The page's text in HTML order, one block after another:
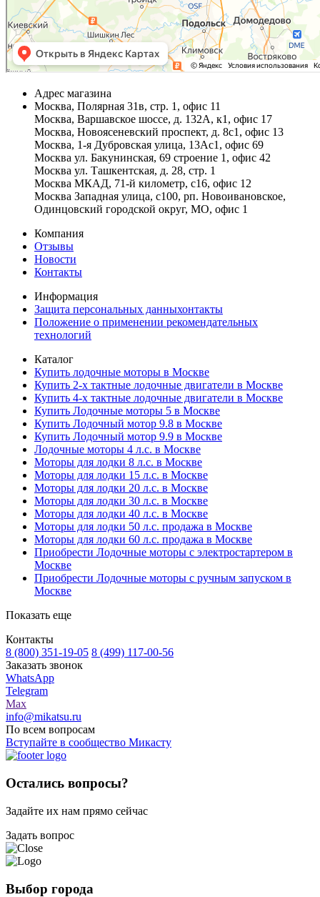
Адрес магазина
Москва, Полярная 31в, стр. 1, офис 11
Москва, Варшавское шоссе, д. 132А, к1, офис 17
Москва, Новоясеневский проспект, д. 8с1, офис 13
Москва, 1-я Дубровская улица, 13Ас1, офис 69
Москва ул. Бакунинская, 69 строение 1, офис 42
Москва ул. Ташкентская, д. 28, стр. 1
Москва МКАД, 71-й километр, с16, офис 12
Москва Западная улица, с100, рп. Новоивановское,
Одинцовский городской округ, МО, офис 1
Компания
Отзывы
Новости
Контакты
Информация
Защита персональных данныхонтакты
Положение о применении рекомендательных
технологий
Каталог
Купить лодочные моторы в Москве
Купить 2-х тактные лодочные двигатели в Москве
Купить 4-х тактные лодочные двигатели в Москве
Купить Лодочные моторы 5 в Москве
Купить Лодочный мотор 9.8 в Москве
Купить Лодочный мотор 9.9 в Москве
Лодочные моторы 4 л.с. в Москве
Моторы для лодки 8 л.с. в Москве
Моторы для лодки 15 л.с. в Москве
Моторы для лодки 20 л.с. в Москве
Моторы для лодки 30 л.с. в Москве
Моторы для лодки 40 л.с. в Москве
Моторы для лодки 50 л.с. продажа в Москве
Моторы для лодки 60 л.с. продажа в Москве
Приобрести Лодочные моторы с электростартером в
Москве
Приобрести Лодочные моторы с ручным запуском в
Москве
Показать еще
Контакты
8 (800) 351-19-05 8 (499) 117-00-56
Заказать звонок
WhatsApp
Telegram
Max
info@mikatsu.ru
По всем вопросам
Вступайте в сообщество Микасту
Остались вопросы?
Задайте их нам прямо сейчас
Задать вопрос
Выбор города